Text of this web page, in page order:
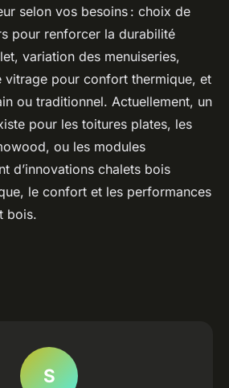
selon vos besoins : choix de
pour renforcer la durabilité
variation des menuiseries,
vitrage pour confort thermique, et
ou traditionnel. Actuellement, un
pour les toitures plates, les
ou les modules
d’innovations chalets bois
le confort et les performances
bois.
S